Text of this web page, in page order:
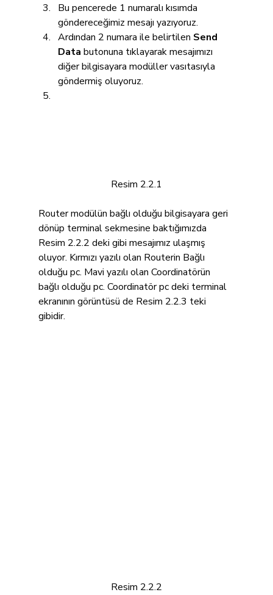
Bu pencerede 1 numaralı kısımda
göndereceğimiz mesajı yazıyoruz.
Ardından 2 numara ile belirtilen Send
Data butonuna tıklayarak mesajımızı
diğer bilgisayara modüller vasıtasıyla
göndermiş oluyoruz.
Resim 2.2.1
Router modülün bağlı olduğu bilgisayara geri
dönüp terminal sekmesine baktığımızda
Resim 2.2.2 deki gibi mesajımız ulaşmış
oluyor. Kırmızı yazılı olan Routerin Bağlı
olduğu pc. Mavi yazılı olan Coordinatörün
bağlı olduğu pc. Coordinatör pc deki terminal
ekranının görüntüsü de Resim 2.2.3 teki
gibidir.
Resim 2.2.2